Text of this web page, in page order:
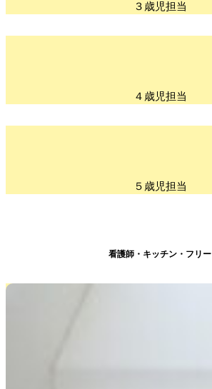
３歳児担当
４歳児担当
５歳児担当
看護師・キッチン・フリー